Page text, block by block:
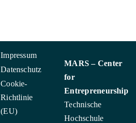
Impressum
Datenschutz
Cookie-
Richtlinie
(EU)
MARS – Center
for
Entrepreneurship
Technische
Hochschule